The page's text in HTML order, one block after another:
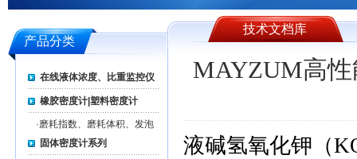
产品分类
在线液体浓度、比重监控仪
橡胶密度计|塑料密度计
·磨耗指数、磨耗体积、发泡
率测试仪系列
固体密度计系列
技术文档库
MAYZUM高
液碱氢氧化钾（